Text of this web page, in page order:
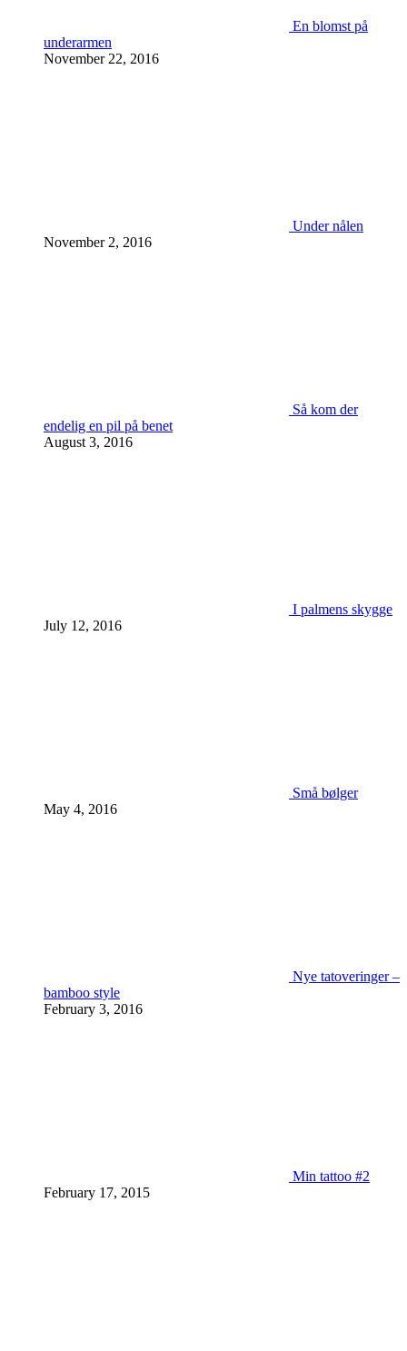
En blomst på
underarmen
November 22, 2016
Under nålen
November 2, 2016
Så kom der
endelig en pil på benet
August 3, 2016
I palmens skygge
July 12, 2016
Små bølger
May 4, 2016
Nye tatoveringer –
bamboo style
February 3, 2016
Min tattoo #2
February 17, 2015